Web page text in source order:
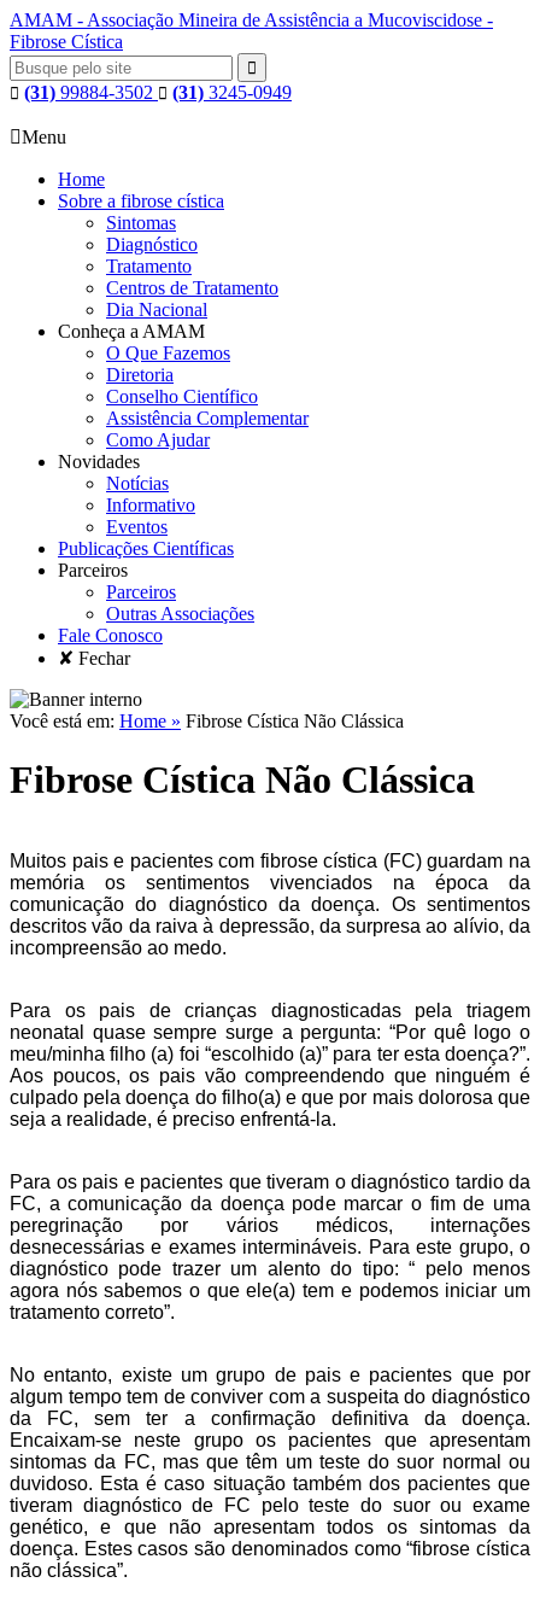
AMAM - Associação Mineira de Assistência a Mucoviscidose -
Fibrose Cística

 (31) 99884-3502  (31) 3245-0949
Menu
Home
Sobre a fibrose cística
Sintomas
Diagnóstico
Tratamento
Centros de Tratamento
Dia Nacional
Conheça a AMAM
O Que Fazemos
Diretoria
Conselho Científico
Assistência Complementar
Como Ajudar
Novidades
Notícias
Informativo
Eventos
Publicações Científicas
Parceiros
Parceiros
Outras Associações
Fale Conosco
✘ Fechar
Você está em: Home » Fibrose Cística Não Clássica
Fibrose Cística Não Clássica
Muitos pais e pacientes com fibrose cística (FC) guardam na
memória os sentimentos vivenciados na época da
comunicação do diagnóstico da doença. Os sentimentos
descritos vão da raiva à depressão, da surpresa ao alívio, da
incompreensão ao medo.
Para os pais de crianças diagnosticadas pela triagem
neonatal quase sempre surge a pergunta: “Por quê logo o
meu/minha filho (a) foi “escolhido (a)” para ter esta doença?”.
Aos poucos, os pais vão compreendendo que ninguém é
culpado pela doença do filho(a) e que por mais dolorosa que
seja a realidade, é preciso enfrentá-la.
Para os pais e pacientes que tiveram o diagnóstico tardio da
FC, a comunicação da doença pode marcar o fim de uma
peregrinação por vários médicos, internações
desnecessárias e exames intermináveis. Para este grupo, o
diagnóstico pode trazer um alento do tipo: “ pelo menos
agora nós sabemos o que ele(a) tem e podemos iniciar um
tratamento correto”.
No entanto, existe um grupo de pais e pacientes que por
algum tempo tem de conviver com a suspeita do diagnóstico
da FC, sem ter a confirmação definitiva da doença.
Encaixam-se neste grupo os pacientes que apresentam
sintomas da FC, mas que têm um teste do suor normal ou
duvidoso. Esta é caso situação também dos pacientes que
tiveram diagnóstico de FC pelo teste do suor ou exame
genético, e que não apresentam todos os sintomas da
doença. Estes casos são denominados como “fibrose cística
não clássica”.